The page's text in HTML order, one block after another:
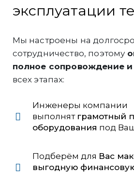
эксплуатации
Мы настроены на
сотрудничество, поэтому
полное сопровождение
всех этапах:
Инженеры компании
выполнят грамотный
оборудования под
Подберём для Вас
выгодную